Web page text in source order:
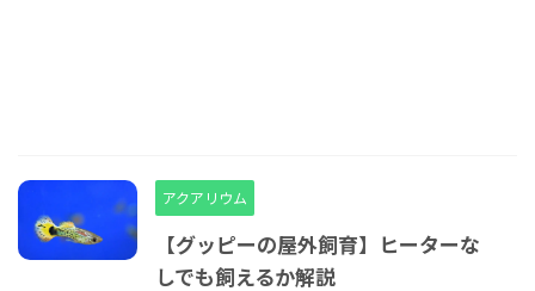
アクアリウム
【グッピーの屋外飼育】ヒーターな
しでも飼えるか解説